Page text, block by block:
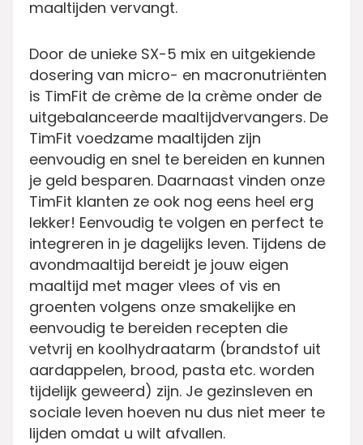
maaltijden vervangt.
Door de unieke SX-5 mix en uitgekiende
dosering van micro- en macronutriënten
is TimFit de crème de la crème onder de
uitgebalanceerde maaltijdvervangers. De
TimFit voedzame maaltijden zijn
eenvoudig en snel te bereiden en kunnen
je geld besparen. Daarnaast vinden onze
TimFit klanten ze ook nog eens heel erg
lekker! Eenvoudig te volgen en perfect te
integreren in je dagelijks leven. Tijdens de
avondmaaltijd bereidt je jouw eigen
maaltijd met mager vlees of vis en
groenten volgens onze smakelijke en
eenvoudig te bereiden recepten die
vetvrij en koolhydraatarm (brandstof uit
aardappelen, brood, pasta etc. worden
tijdelijk geweerd) zijn. Je gezinsleven en
sociale leven hoeven nu dus niet meer te
lijden omdat u wilt afvallen.